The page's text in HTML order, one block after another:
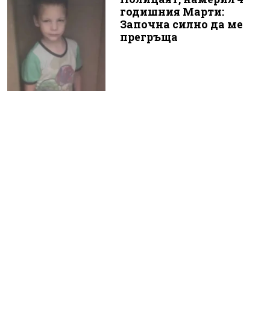
годишния Марти:
Започна силно да ме
прегръща